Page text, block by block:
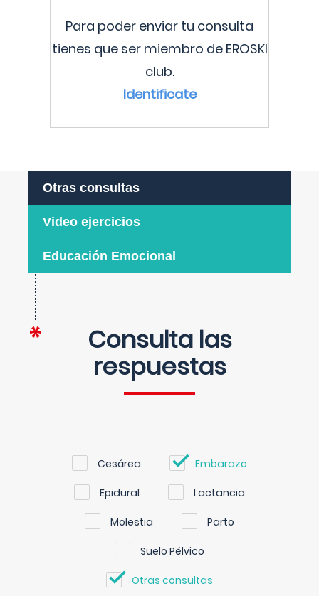
Para poder enviar tu consulta
tienes que ser miembro de EROSKI
club.
Identificate
Otras consultas
Video ejercicios
Educación Emocional
Consulta las
respuestas
Cesárea Embarazo
Epidural Lactancia
Molestia Parto
Suelo Pélvico
Otras consultas